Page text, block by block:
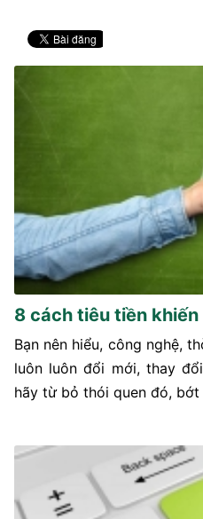
8 cách tiêu tiền
Bạn nên hiểu, công nghệ,
luôn luôn đổi mới, thay
hãy từ bỏ thói quen đó, bớt